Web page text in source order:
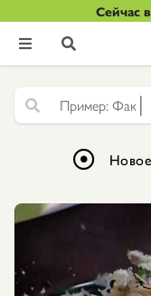
Сейчас
 
Фак
Новое